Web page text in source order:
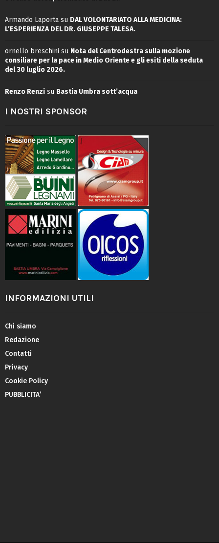
Armando Laporta su DAL VOLONTARIATO ALLA MEDICINA:
L’ESPERIENZA DEL DR. GIUSEPPE TALESA.
ornello breschini su Nota del Centrodestra sulla mozione
consiliare per la pace in Medio Oriente e gli esiti della seduta
del 30 luglio 2026.
Renzo Renzi su Bastia Umbra sott’acqua
I NOSTRI SPONSOR
INFORMAZIONI UTILI
Chi siamo
Redazione
Contatti
Privacy
Cookie Policy
PUBBLICITA’